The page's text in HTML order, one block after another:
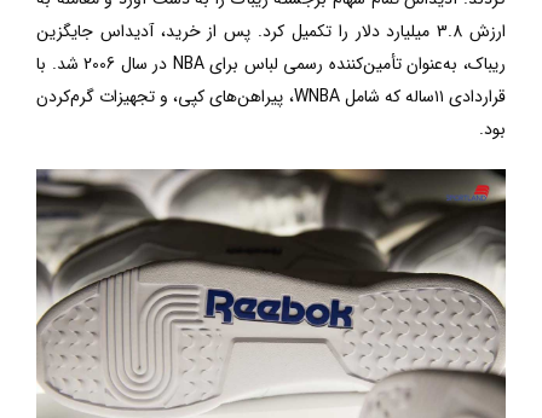
ارزش 3.8 میلیارد دلار را تکمیل کرد. پس از خرید، آدیداس جایگزین
ریباک، به‌عنوان تأمین‌کننده رسمی لباس برایNBA
در سال 2006 شد. با
قراردادی ۱۱ساله که شاملWNBA، پیراهن‌های کپی، و تجهیزات گرم‌کردن
بود.